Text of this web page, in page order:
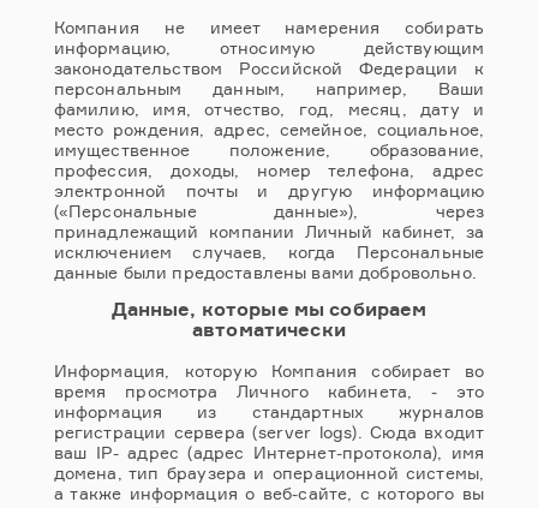
Компания не имеет намерения собирать
информацию, относимую действующим
законодательством Российской Федерации к
персональным данным, например, Ваши
фамилию, имя, отчество, год, месяц, дату и
место рождения, адрес, семейное, социальное,
имущественное положение, образование,
профессия, доходы, номер телефона, адрес
электронной почты и другую информацию
(«Персональные данные»), через
принадлежащий компании Личный кабинет, за
исключением случаев, когда Персональные
данные были предоставлены вами добровольно.
Данные, которые мы собираем
автоматически
Информация, которую Компания собирает во
время просмотра Личного кабинета, - это
информация из стандартных журналов
регистрации сервера (server logs). Сюда входит
ваш IP- адрес (адрес Интернет-протокола), имя
домена, тип браузера и операционной системы,
а также информация о веб-сайте, с которого вы